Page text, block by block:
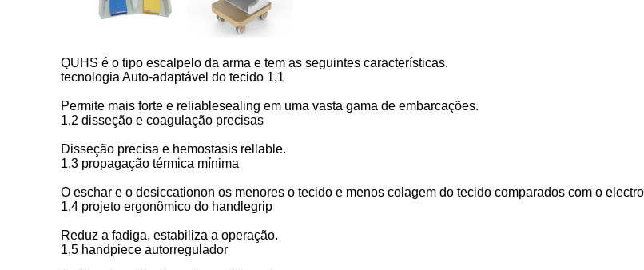
QUHS é o tipo escalpelo da arma e tem as seguintes características.
tecnologia Auto-adaptável do tecido 1,1
Permite mais forte e reliablesealing em uma vasta gama de embarcações.
1,2 disseção e coagulação precisas
Disseção precisa e hemostasis rellable.
1,3 propagação térmica mínima
O eschar e o desiccationon os menores o tecido e menos colagem do tecido comparados com o
1,4 projeto ergonômico do handlegrip
Reduz a fadiga, estabiliza a operação.
1,5 handpiece autorregulador